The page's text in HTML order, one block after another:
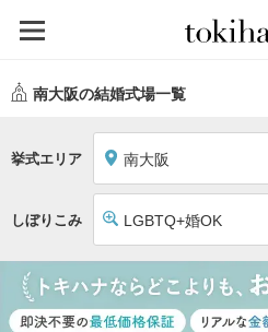
南大阪の結婚式場一覧
挙式エリア 南大阪
しぼりこみ LGBTQ+婚OK